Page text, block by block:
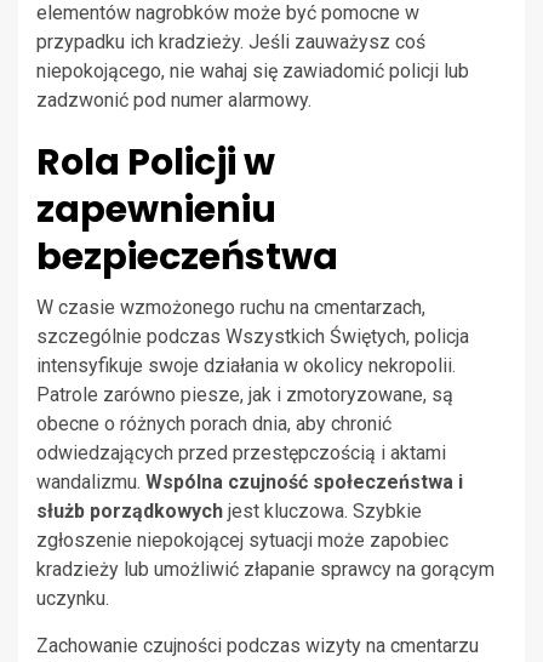
elementów nagrobków może być pomocne w
przypadku ich kradzieży. Jeśli zauważysz coś
niepokojącego, nie wahaj się zawiadomić policji lub
zadzwonić pod numer alarmowy.
Rola Policji w
zapewnieniu
bezpieczeństwa
W czasie wzmożonego ruchu na cmentarzach,
szczególnie podczas Wszystkich Świętych, policja
intensyfikuje swoje działania w okolicy nekropolii.
Patrole zarówno piesze, jak i zmotoryzowane, są
obecne o różnych porach dnia, aby chronić
odwiedzających przed przestępczością i aktami
wandalizmu. Wspólna czujność społeczeństwa i
służb porządkowych jest kluczowa. Szybkie
zgłoszenie niepokojącej sytuacji może zapobiec
kradzieży lub umożliwić złapanie sprawcy na gorącym
uczynku.
Zachowanie czujności podczas wizyty na cmentarzu